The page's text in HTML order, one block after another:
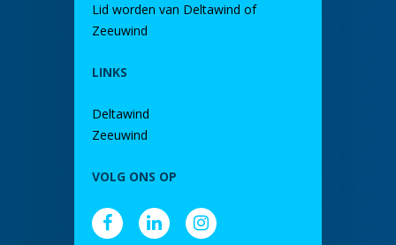
Lid worden van Deltawind of
Zeeuwind
LINKS
Deltawind
Zeeuwind
VOLG ONS OP